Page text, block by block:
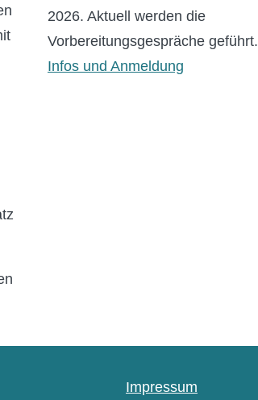
2026. Aktuell werden die
Vorbereitungsgespräche geführt.
Infos und Anmeldung
Impressum